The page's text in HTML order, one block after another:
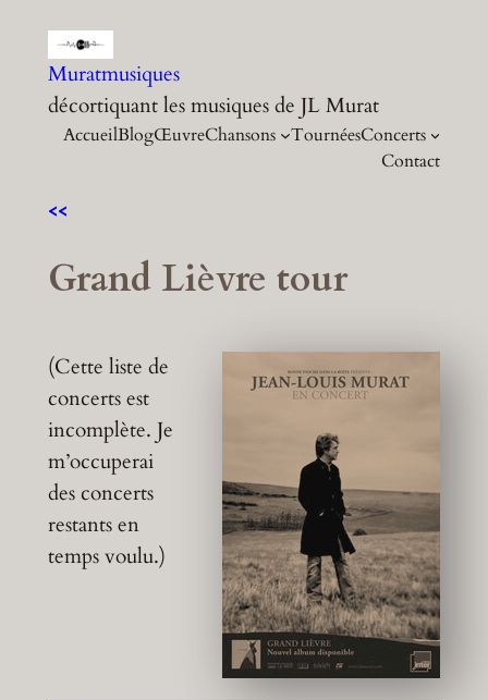
contenu
Muratmusiques
décortiquant les musiques de JL Murat
AccueilBlogŒuvreChansons TournéesConcerts
Contact
<<
Grand Lièvre tour
(Cette liste de
concerts est
incomplète. Je
m’occuperai
des concerts
restants en
temps voulu.)